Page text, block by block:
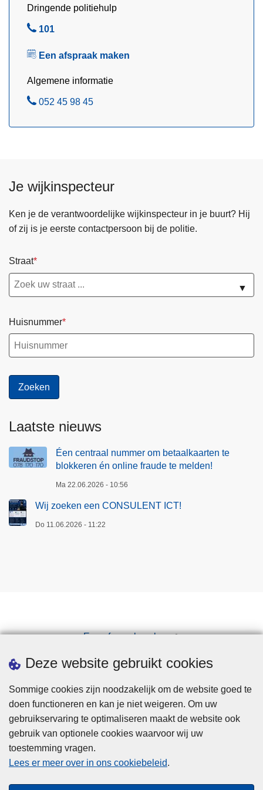
Deze website gebruikt cookies
Sommige cookies zijn noodzakelijk om de website goed te
doen functioneren en kan je niet weigeren. Om uw
gebruikservaring te optimaliseren maakt de website ook
gebruik van optionele cookies waarvoor wij uw
toestemming vragen.
Lees er meer over in ons cookiebeleid.
Dringende politiehulp
B
l
101
Een afspraak maken
Algemene informatie
B
052 45 98 45
Je wijkinspecteur
Ken je de verantwoordelijke wijkinspecteur in je buurt? Hij
of zij is je eerste contactpersoon bij de politie.
Straat
▼
Huisnummer
Laatste nieuws
Éen centraal nummer om betaalkaarten te
blokkeren én online fraude te melden!
Ma 22.06.2026 - 10:56
Wij zoeken een CONSULENT ICT!
Do 11.06.2026 - 11:22
Een afspraak maken
Privacy